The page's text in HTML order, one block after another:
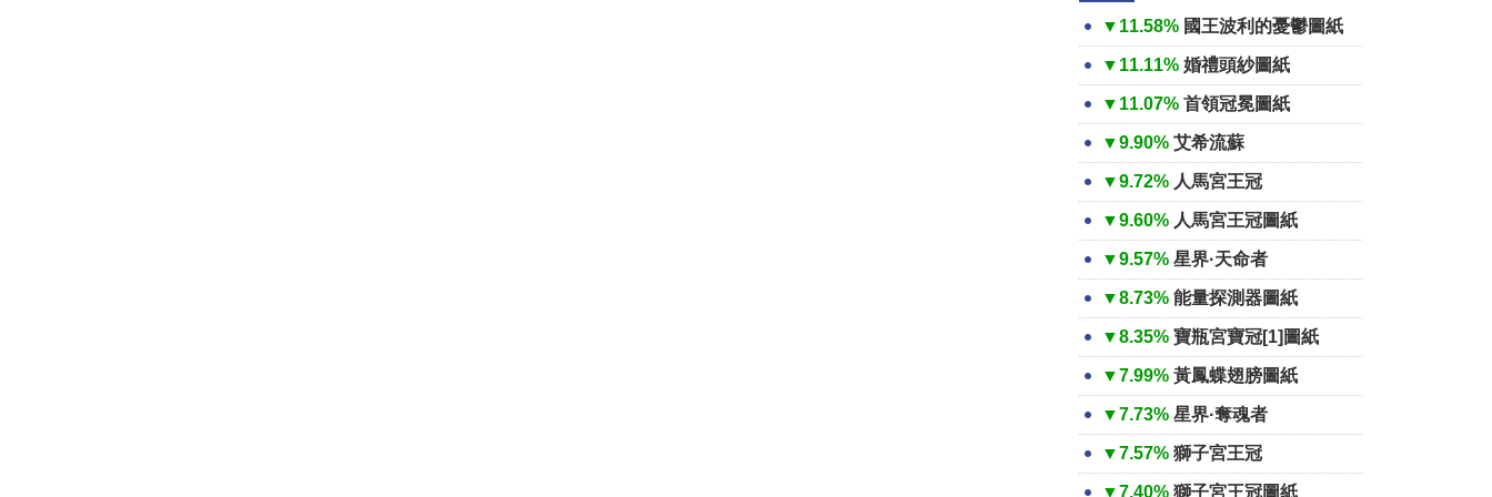
▼11.58% 國王波利的憂鬱圖紙
▼11.11% 婚禮頭紗圖紙
▼11.07% 首領冠冕圖紙
▼9.90% 艾希流蘇
▼9.72% 人馬宮王冠
▼9.60% 人馬宮王冠圖紙
▼9.57% 星界·天命者
▼8.73% 能量探測器圖紙
▼8.35% 寶瓶宮寶冠[1]圖紙
▼7.99% 黃鳳蝶翅膀圖紙
▼7.73% 星界·奪魂者
▼7.57% 獅子宮王冠
▼7.40% 獅子宮王冠圖紙